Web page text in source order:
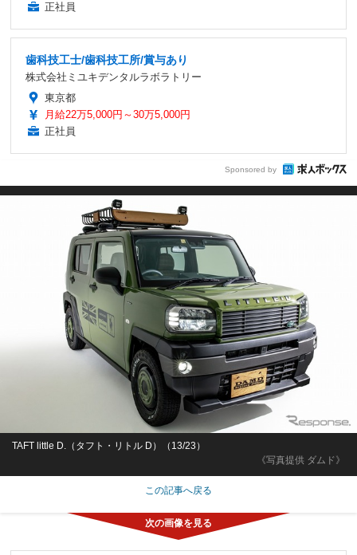
正社員
歯科技工士/歯科技工所/賞与あり
株式会社ミユキデンタルラボラトリー
東京都
月給22万5,000円～30万5,000円
正社員
Sponsored by
《写真提供 ダムド》
TAFT little D.（タフト・リトル D）（13/23）
この記事へ戻る